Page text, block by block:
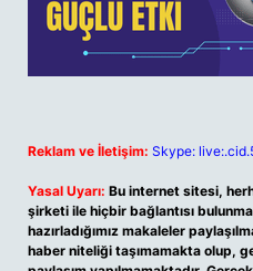
Reklam ve İletişim: Skype:
Yasal Uyarı: Bu internet sitesi,
şirketi ile hiçbir bağlantısı
hazırladığımız makaleler
haber niteliği taşımamakta olup,